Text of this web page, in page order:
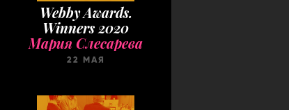
Webby Awards.
Winners 2020
Мария Слесарева
22 МАЯ